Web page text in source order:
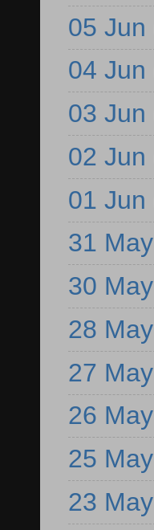
05 Jun
04 Jun
03 Jun
02 Jun
01 Jun
31 May
30 May
28 May
27 May
26 May
25 May
23 May